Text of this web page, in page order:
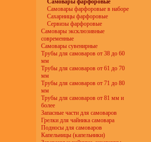
Самовары фарфоровые
Самовары фарфоровые в наборе
Сахарницы фарфоровые
Сервизы фарфоровые
Самовары эксклюзивные
современные
Самовары сувенирные
Трубы для самоваров от 38 до 60
мм
Трубы для самоваров от 61 до 70
мм
Трубы для самоваров от 71 до 80
мм
Трубы для самоваров от 81 мм и
более
Запасные части для самоваров
Грелки для чайника самовара
Подносы для самоваров
Капельницы (капельники)